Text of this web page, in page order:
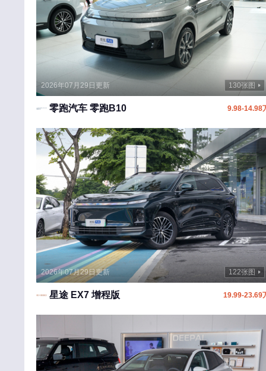
国金汽车
国吉商用车
华境
昊铂
海马
黄海
恒润汽车
华夏领舰
海格
华梓汽车
华凯
iCAR
INEOS
2026年07月29日更新 130张图
零跑汽车 零跑B10 9.98-14.98
2026年07月29日更新 122张图
星途 EX7 增程版 19.99-23.69